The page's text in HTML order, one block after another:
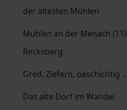
der ältesten Mühlen
Mühlen an der Menach
Recksberg
Gred, Ziefern, oaschichtig ...
Das alte Dorf im Wandel